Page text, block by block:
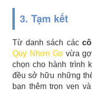
3. Tạm kết
Từ danh sách các
Quy Nhơn Go vừa
chọn cho hành trình
đều sở hữu những
bạn thêm trọn vẹn